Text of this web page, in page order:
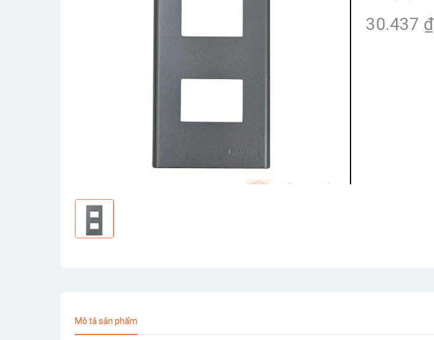
30.437 ₫
Mô tả sản phẩm